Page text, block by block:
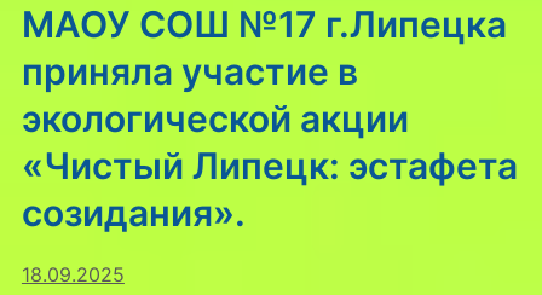
МАОУ СОШ №17 г.Липецка
приняла участие в
экологической акции
«Чистый Липецк: эстафета
созидания».
18.09.2025